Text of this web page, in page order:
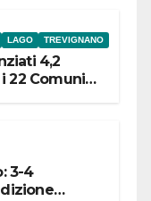
LAGO TREVIGNANO
4,2
22 Comuni
3-4